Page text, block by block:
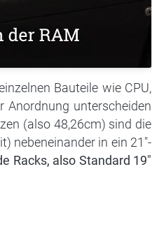
Bauteile wie CPU,
Anordnung unterscheiden
(also 48,26cm) sind die
nebeneinander in ein 21″-
Racks, also Standard 19″